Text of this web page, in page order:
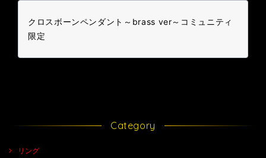
クロスボーンペンダント～brass ver～コミュニティ
限定
Category
リング